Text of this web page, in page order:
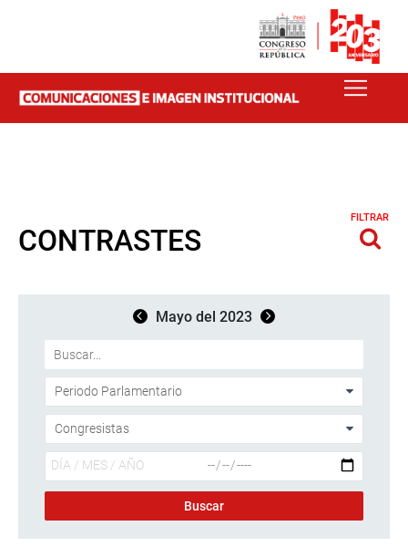
CONTRASTES
FILTRAR
Mayo del 2023